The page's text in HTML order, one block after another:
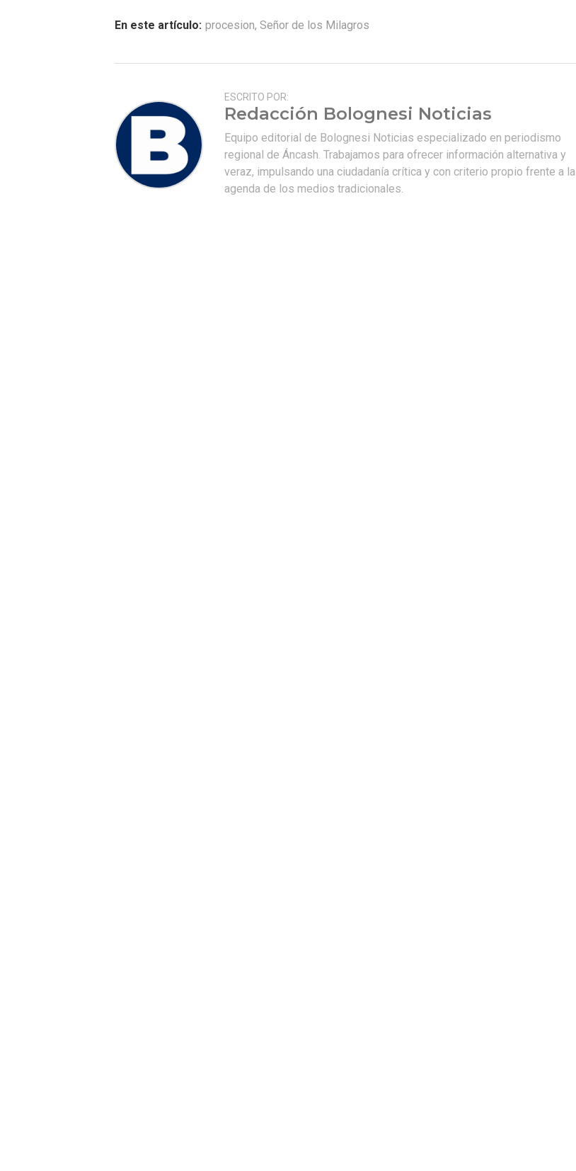
En este artículo: procesion, Señor de los Milagros
ESCRITO POR:
Redacción Bolognesi Noticias
Equipo editorial de Bolognesi Noticias especializado en periodismo
regional de Áncash. Trabajamos para ofrecer información alternativa y
veraz, impulsando una ciudadanía crítica y con criterio propio frente a la
agenda de los medios tradicionales.